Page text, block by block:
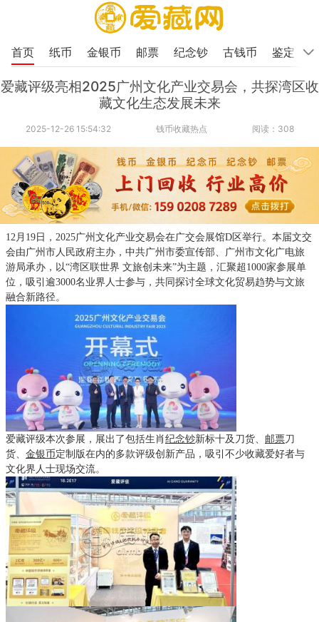
首页 纸币 金银币 邮票 纪念钞 古钱币 鉴定
爱藏评级亮相2025广州文化产业交易会，共探湾区收
藏文化生态发展未来
2025-12-26 15:54:32 钱币收藏热点 阅读：308
12月19日，2025广州文化产业交易会在广交会展馆D区举行。本届文交
会由广州市人民政府主办，中共广州市委宣传部、广州市文化广电旅
游局承办，以“湾区联世界 文旅创未来”为主题，汇聚超1000家参展单
位，吸引逾3000名业界人士参与，共同探讨全球文化贸易趋势与文旅
融合新路径。
爱藏评级本次参展，展出了包括生肖纪念钞新标十及刀货、 邮票刀
货、 金银币定制版在内的多款评级创新产品，吸引不少收藏爱好者与
文化界人士现场交流。